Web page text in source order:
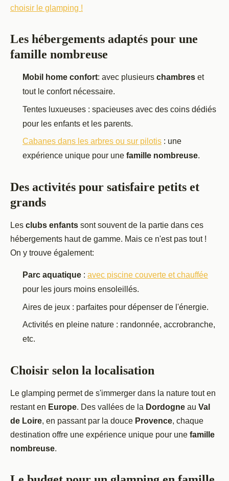
choisir le glamping !
Les hébergements adaptés pour une
famille nombreuse
Mobil home confort: avec plusieurs chambres et
tout le confort nécessaire.
Tentes luxueuses : spacieuses avec des coins dédiés
pour les enfants et les parents.
Cabanes dans les arbres ou sur pilotis : une
expérience unique pour une famille nombreuse.
Des activités pour satisfaire petits et
grands
Les clubs enfants sont souvent de la partie dans ces
hébergements haut de gamme. Mais ce n'est pas tout !
On y trouve également:
Parc aquatique : avec piscine couverte et chauffée
pour les jours moins ensoleillés.
Aires de jeux : parfaites pour dépenser de l'énergie.
Activités en pleine nature : randonnée, accrobranche,
etc.
Choisir selon la localisation
Le glamping permet de s'immerger dans la nature tout en
restant en Europe. Des vallées de la Dordogne au Val
de Loire, en passant par la douce Provence, chaque
destination offre une expérience unique pour une famille
nombreuse.